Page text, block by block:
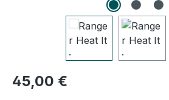
Regulärer Preis:
45,00 €